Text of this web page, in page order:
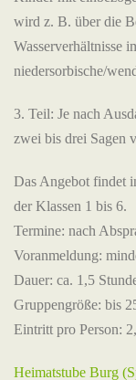
wird z. B. über die
Wasserverhältnisse
niedersorbische/
3. Teil: Je nach
zwei bis drei Sagen
Das Angebot findet
der Klassen 1 bis 6.
Termine: nach
Voranmeldung:
Dauer: ca. 1,5
Gruppengröße: bis
Eintritt pro Person:
Heimatstube Burg